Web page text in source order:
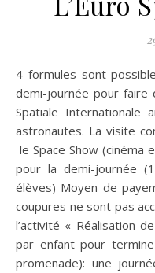
4 formules sont possibles: 1) Astronaute d’un jour : Une
demi-journée pour faire
Spatiale Internationale
astronautes. La visite
le Space Show
pour la demi-journée
élèves) Moyen de
coupures ne sont pas
l’activité « Réalisation
par enfant pour
promenade): une